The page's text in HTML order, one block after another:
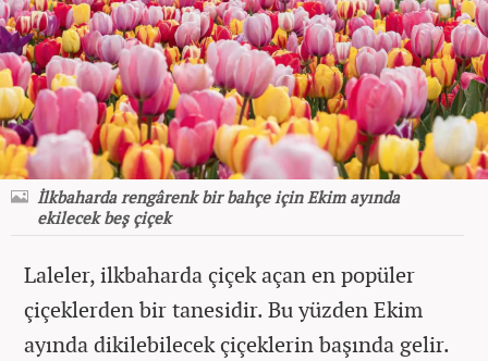
İlkbaharda rengârenk bir bahçe için Ekim ayında
ekilecek beş çiçek
Laleler, ilkbaharda çiçek açan en popüler
çiçeklerden bir tanesidir. Bu yüzden Ekim
ayında dikilebilecek çiçeklerin başında gelir.